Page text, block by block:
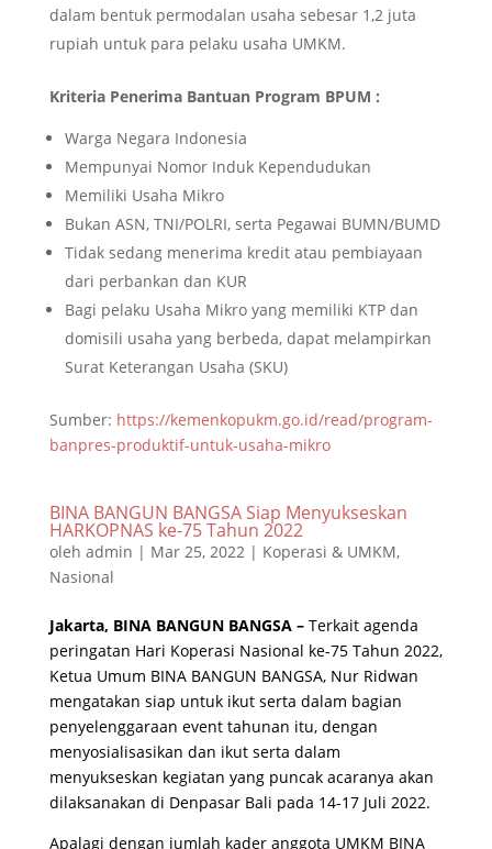
dalam bentuk permodalan usaha sebesar 1,2 juta
rupiah untuk para pelaku usaha UMKM.
Kriteria Penerima Bantuan Program BPUM :
Warga Negara Indonesia
Mempunyai Nomor Induk Kependudukan
Memiliki Usaha Mikro
Bukan ASN, TNI/POLRI, serta Pegawai BUMN/BUMD
Tidak sedang menerima kredit atau pembiayaan
dari perbankan dan KUR
Bagi pelaku Usaha Mikro yang memiliki KTP dan
domisili usaha yang berbeda, dapat melampirkan
Surat Keterangan Usaha (SKU)
Sumber: https://kemenkopukm.go.id/read/program-
banpres-produktif-untuk-usaha-mikro
BINA BANGUN BANGSA Siap Menyukseskan
HARKOPNAS ke-75 Tahun 2022
oleh admin | Mar 25, 2022| Koperasi & UMKM,
Nasional
Jakarta, BINA BANGUN BANGSA –Terkait agenda
peringatan Hari Koperasi Nasional ke-75 Tahun 2022,
Ketua Umum BINA BANGUN BANGSA, Nur Ridwan
mengatakan siap untuk ikut serta dalam bagian
penyelenggaraan event tahunan itu, dengan
menyosialisasikan dan ikut serta dalam
menyukseskan kegiatan yang puncak acaranya akan
dilaksanakan di Denpasar Bali pada 14-17 Juli 2022.
Apalagi dengan jumlah kader anggota UMKM BINA